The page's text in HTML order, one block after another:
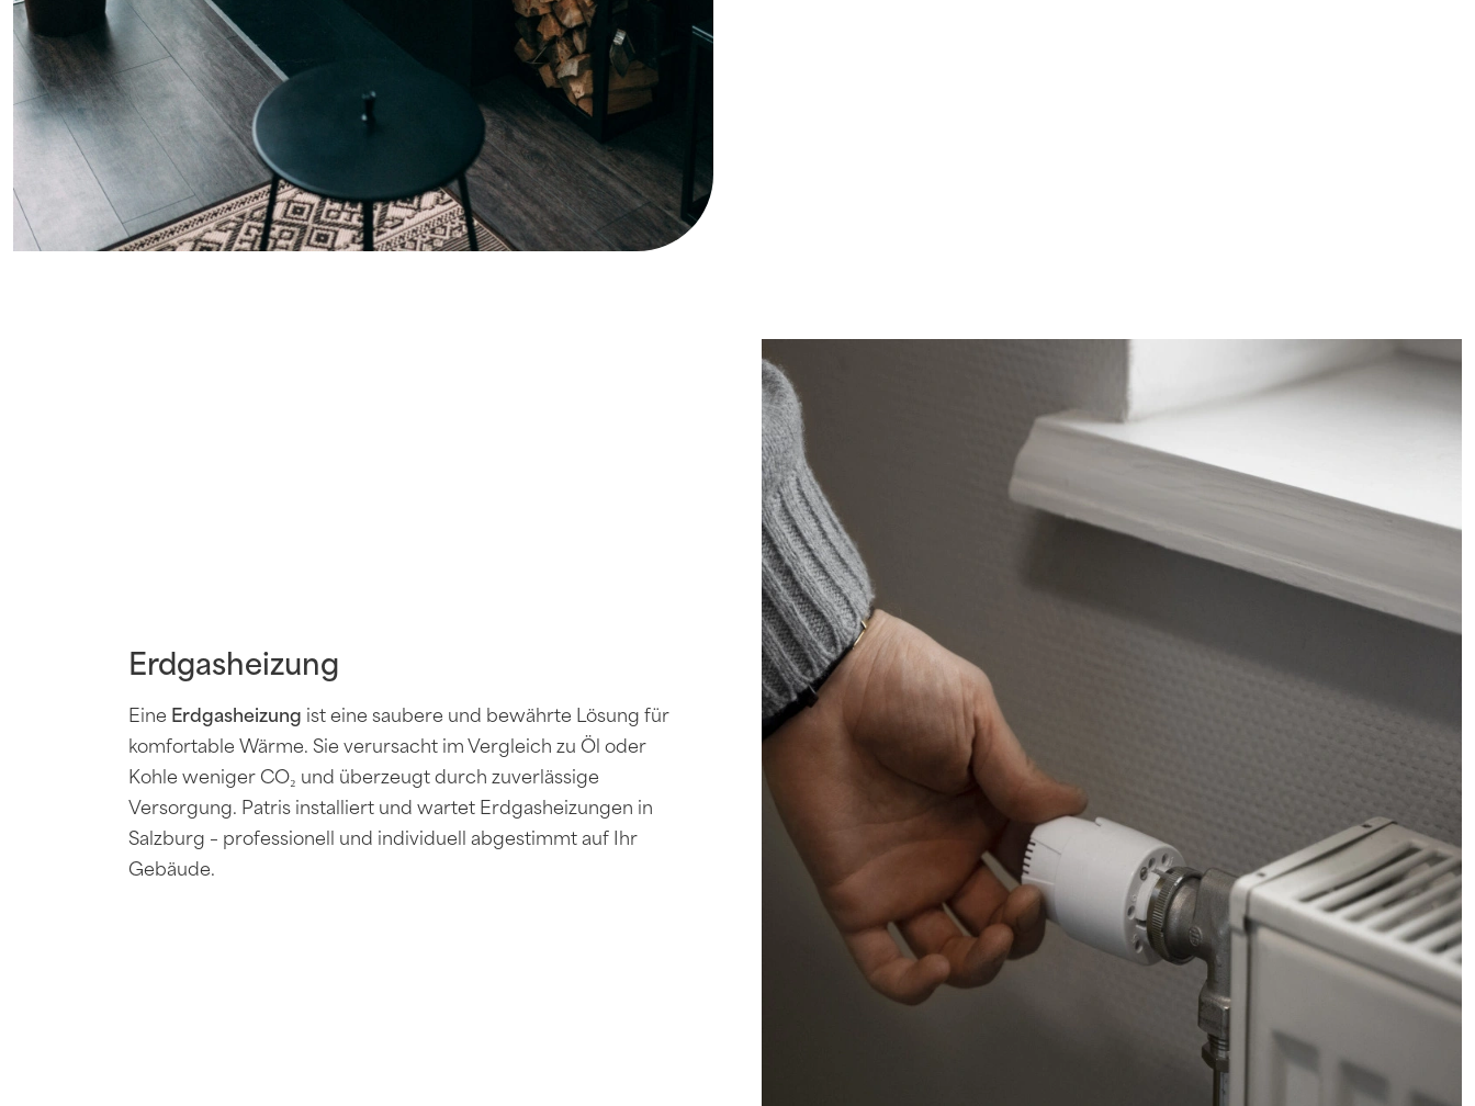
Erdgasheizung
Eine Erdgasheizung ist eine saubere und bewährte Lösung für
komfortable Wärme. Sie verursacht im Vergleich zu Öl oder
Kohle weniger CO₂ und überzeugt durch zuverlässige
Versorgung. Patris installiert und wartet Erdgasheizungen in
Salzburg – professionell und individuell abgestimmt auf Ihr
Gebäude.